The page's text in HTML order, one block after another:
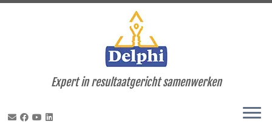
Expert in resultaatgericht samenwerken